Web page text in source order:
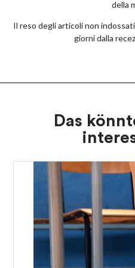
della
Il reso degli articoli non
giorni dalla
Das